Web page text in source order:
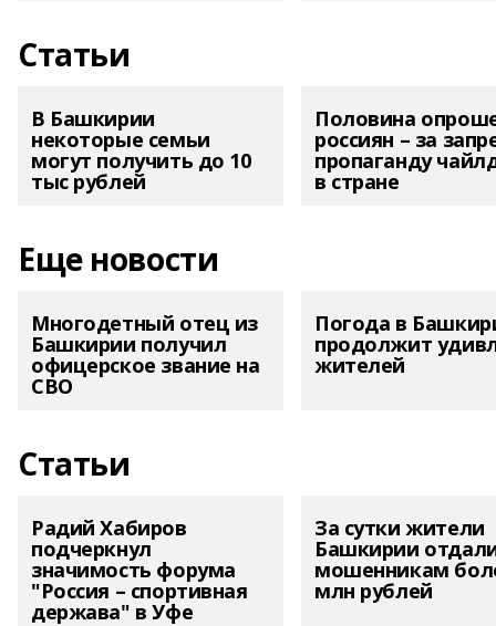
Статьи
В Башкирии
некоторые семьи
могут получить до 10
тыс рублей
Половина
россиян – за
пропаганду
в стране
Еще новости
Многодетный отец из
Башкирии получил
офицерское звание на
СВО
Погода в
продолжит
жителей
Статьи
Радий Хабиров
подчеркнул
значимость форума
"Россия – спортивная
держава" в Уфе
За сутки жители
Башкирии
мошенникам
млн рублей